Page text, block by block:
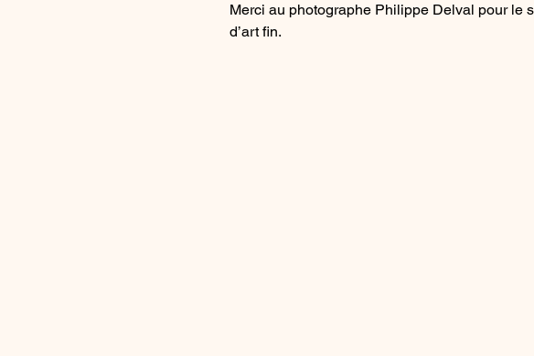
Merci au photographe Philippe Delval pour le
d’art fin.